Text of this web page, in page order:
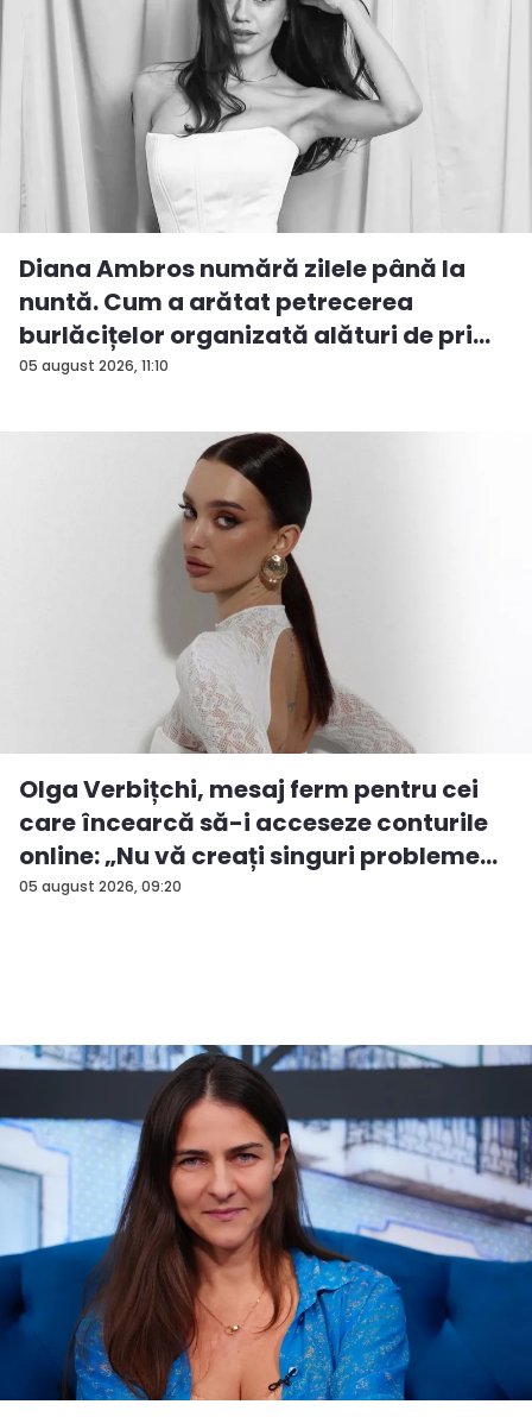
05 august 2026, 11:10
Diana Ambros numără zilele până la
nuntă. Cum a arătat petrecerea
burlăcițelor organizată alături de pri...
05 august 2026, 09:20
Olga Verbițchi, mesaj ferm pentru cei
care încearcă să-i acceseze conturile
online: „Nu vă creați singuri probleme...